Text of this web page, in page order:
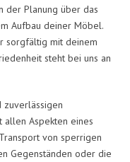
der Planung über das
Aufbau deiner Möbel.
sorgfältig mit deinem
steht bei uns an
zuverlässigen
allen Aspekten eines
von sperrigen
Gegenständen oder die